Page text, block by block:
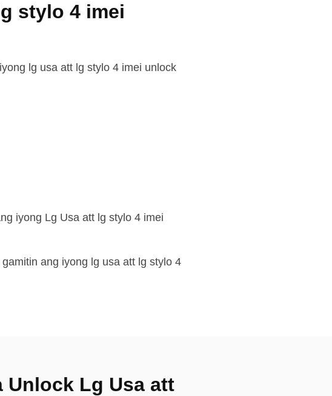
stylo 4 imei
lg usa att lg stylo 4 imei unlock
iyong Lg Usa att lg stylo 4 imei
ang iyong lg usa att lg stylo 4
Unlock Lg Usa att